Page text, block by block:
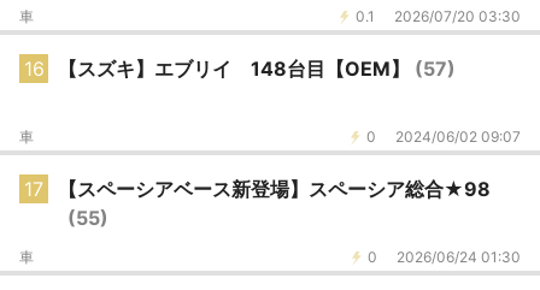
0.1 2026/07/20 03:30
車
16 【スズキ】エブリイ 148台目【OEM】 (57)
0 2024/06/02 09:07
車
17
【スペーシアベース新登場】スペーシア総合★98
(55)
0 2026/06/24 01:30
車